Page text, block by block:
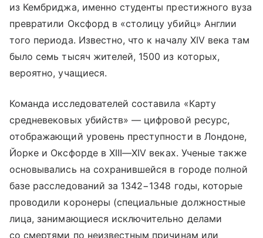
из Кембриджа, именно студенты престижного вуза
превратили Оксфорд в «столицу убийц» Англии
того периода. Известно, что к началу XIV века там
было семь тысяч жителей, 1500 из которых,
вероятно, учащиеся.
Команда исследователей составила «Карту
средневековых убийств» — цифровой ресурс,
отображающий уровень преступности в Лондоне,
Йорке и Оксфорде в XIII—XIV веках. Ученые также
основывались на сохранившейся в городе полной
базе расследований за 1342−1348 годы, которые
проводили коронеры (специальные должностные
лица, занимающиеся исключительно делами
со смертями по неизвестным причинам или